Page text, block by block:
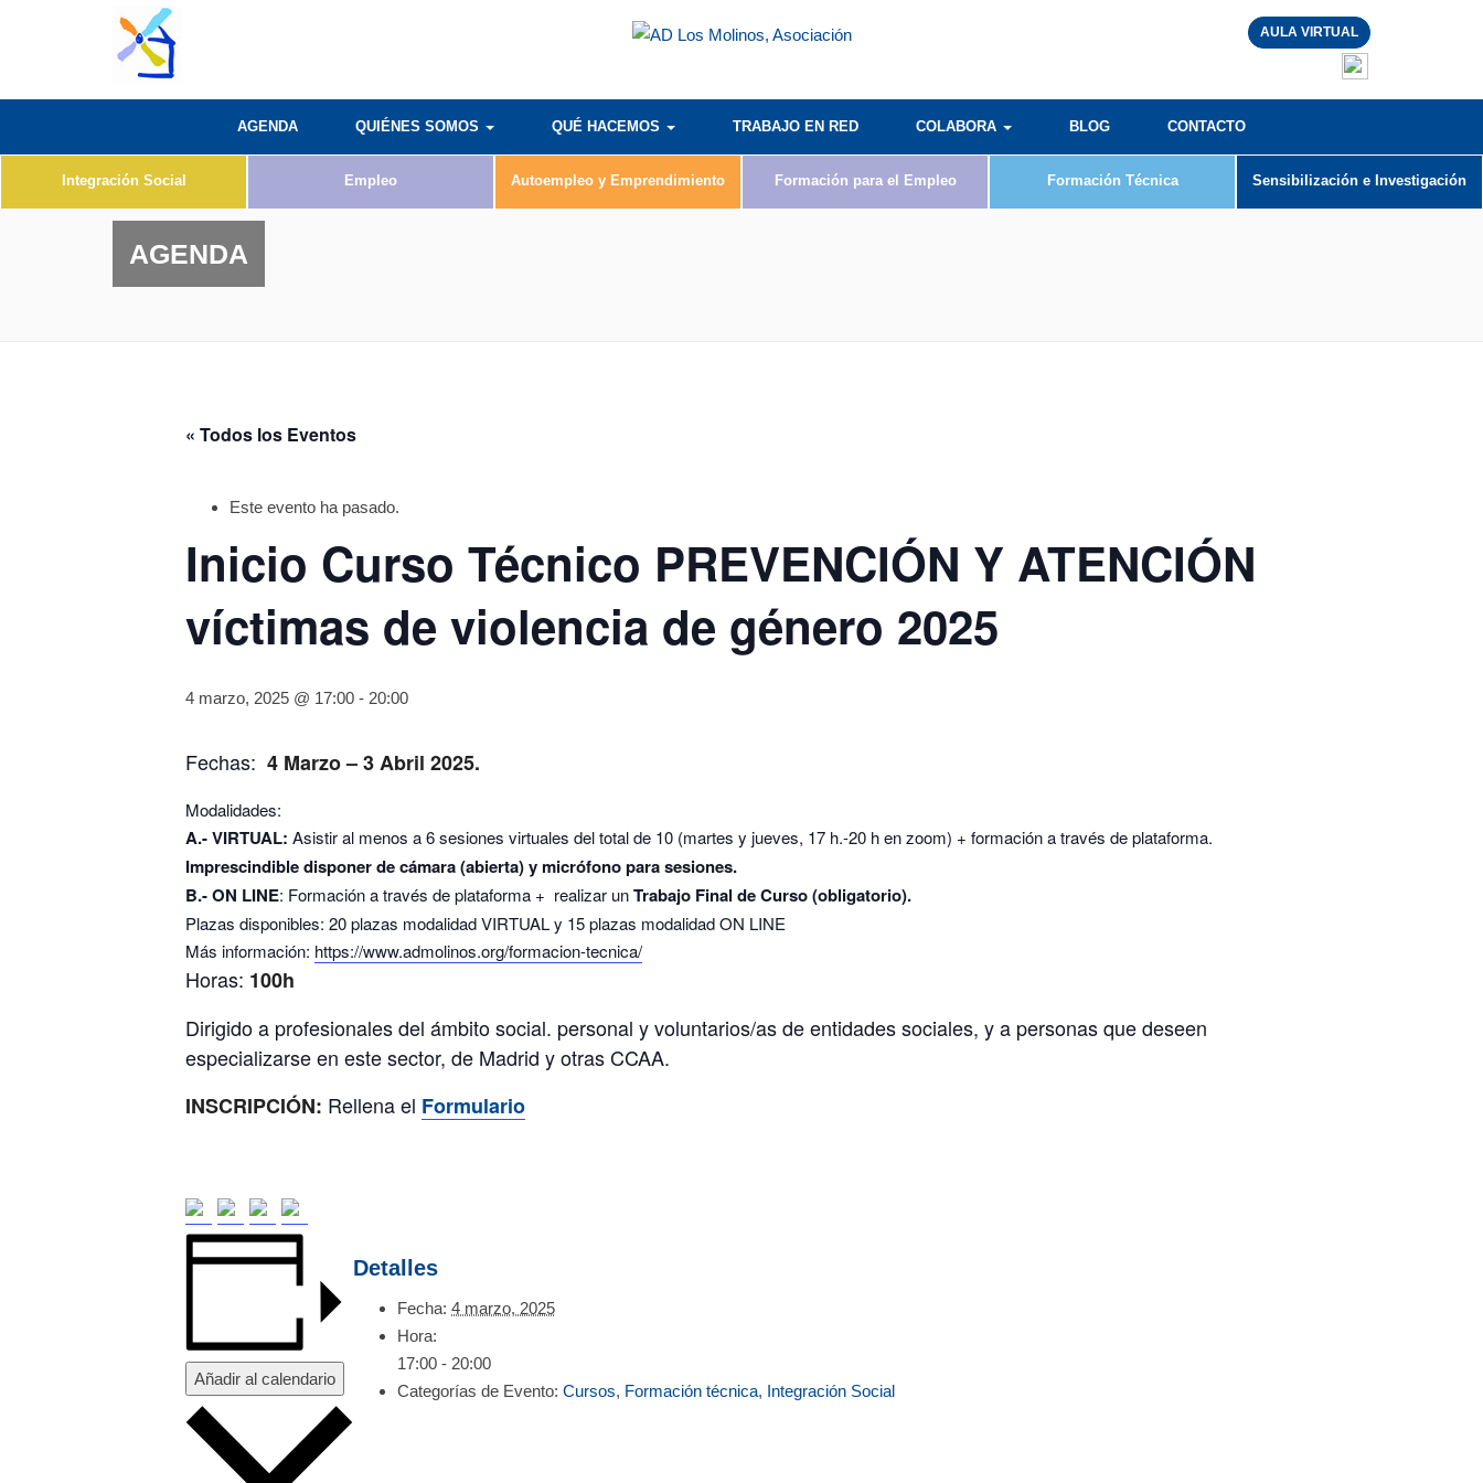
AULA VIRTUAL
AGENDA QUIÉNES SOMOS QUÉ HACEMOS TRABAJO EN RED COLABORA BLOG CONTACTO
Integración Social Empleo Autoempleo y Emprendimiento Formación para el Empleo Formación Técnica Sensibilización e Investigación
AGENDA
« Todos los Eventos
Este evento ha pasado.
Inicio Curso Técnico PREVENCIÓN Y ATENCIÓN
víctimas de violencia de género 2025
4 marzo, 2025 @ 17:00 - 20:00
Fechas: 4 Marzo – 3 Abril 2025.
Modalidades:
A.- VIRTUAL: Asistir al menos a 6 sesiones virtuales del total de 10 (martes y jueves, 17 h.-20 h en zoom) + formación a través de plataforma.
Imprescindible disponer de cámara (abierta) y micrófono para sesiones.
B.- ON LINE: Formación a través de plataforma + realizar unTrabajo Final de Curso (obligatorio).
Plazas disponibles: 20 plazas modalidad VIRTUAL y 15 plazas modalidad ON LINE
Más información: https://www.admolinos.org/formacion-tecnica/
Horas: 100h
Dirigido a profesionales del ámbito social. personal y voluntarios/as de entidades sociales, y a personas que deseen
especializarse en este sector, de Madrid y otras CCAA.
INSCRIPCIÓN: Rellena el Formulario
Añadir al calendario
Detalles
Fecha: 4 marzo, 2025
Hora:
17:00 - 20:00
Categorías de Evento: Cursos, Formación técnica, Integración Social